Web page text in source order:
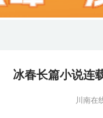
冰春长篇小说连
川南在